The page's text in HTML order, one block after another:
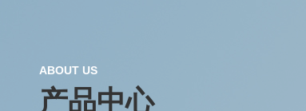
ABOUT US
产品中心